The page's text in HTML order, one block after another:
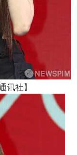
讯社】